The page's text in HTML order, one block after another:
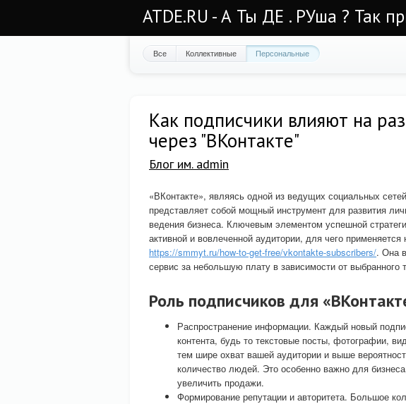
ATDE.RU - А Ты ДЕ . РУша ? Так
Все Коллективные Персональные
Как подписчики влияют на
через "ВКонтакте"
Блог им. admin
«ВКонтакте», являясь одной из ведущих социальных
представляет собой мощный инструмент для развития
ведения бизнеса. Ключевым элементом успешной
активной и вовлеченной аудитории, для чего
https://smmyt.ru/how-to-get-free/vkontakte-subscribers/. Она
сервис за небольшую плату в зависимости от выбранного
Роль подписчиков для
Распространение информации. Каждый новый
контента, будь то текстовые посты, фотографии,
тем шире охват вашей аудитории и выше
количество людей. Это особенно важно для
увеличить продажи.
Формирование репутации и авторитета. Большое